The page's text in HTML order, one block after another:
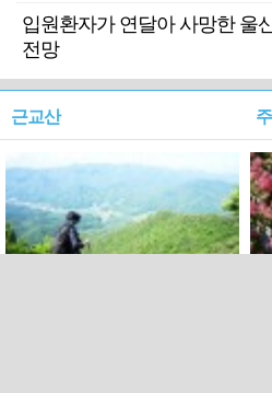
입원환자가 연달아 사망한 울
전망
근교산